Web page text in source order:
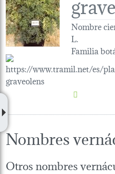
Nombre
L.
Familia
Nombres
Otros nombres